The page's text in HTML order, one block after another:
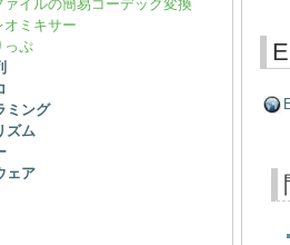
ァイルの簡易コーデック変換
オミキサー
っぷ
ミング
ズム
ェア